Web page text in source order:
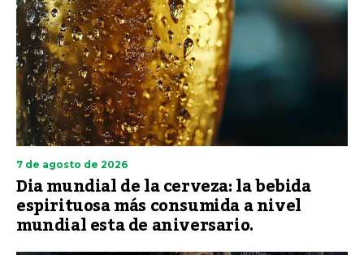
7 de agosto de 2026
Dia mundial de la cerveza: la bebida
espirituosa más consumida a nivel
mundial esta de aniversario.